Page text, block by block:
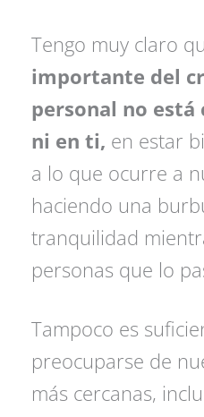
Tengo muy claro
importante del
personal no
ni en ti, en estar
a lo que ocurre a
haciendo una
tranquilidad
personas que lo
Tampoco es
preocuparse de
más cercanas,